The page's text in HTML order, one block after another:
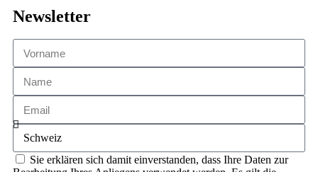
Newsletter
Sie erklären sich damit einverstanden, dass Ihre Daten zur